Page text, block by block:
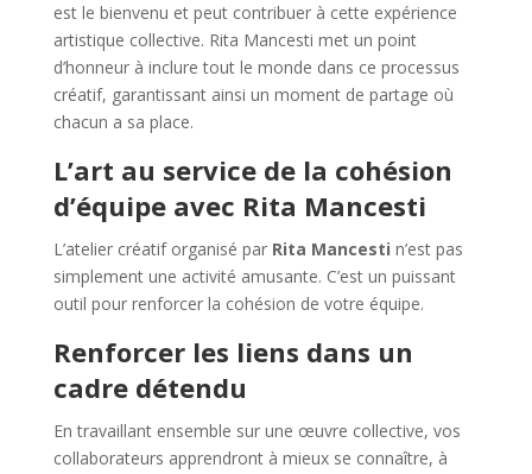
est le bienvenu et peut contribuer à cette expérience
artistique collective. Rita Mancesti met un point
d’honneur à inclure tout le monde dans ce processus
créatif, garantissant ainsi un moment de partage où
chacun a sa place.
L’art au service de la cohésion
d’équipe avec Rita Mancesti
L’atelier créatif organisé par Rita Mancesti n’est pas
simplement une activité amusante. C’est un puissant
outil pour renforcer la cohésion de votre équipe.
Renforcer les liens dans un
cadre détendu
En travaillant ensemble sur une œuvre collective, vos
collaborateurs apprendront à mieux se connaître, à